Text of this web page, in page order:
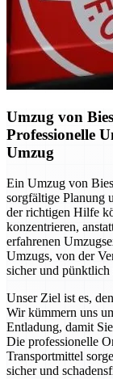
Umzug von
Professionelle
Umzug
Ein Umzug von
sorgfältige Planung
der richtigen Hilfe
konzentrieren,
erfahrenen
Umzugs, von der
sicher und pünktlich
Unser Ziel ist es,
Wir kümmern uns
Entladung, damit
Die professionelle
Transportmittel
sicher und